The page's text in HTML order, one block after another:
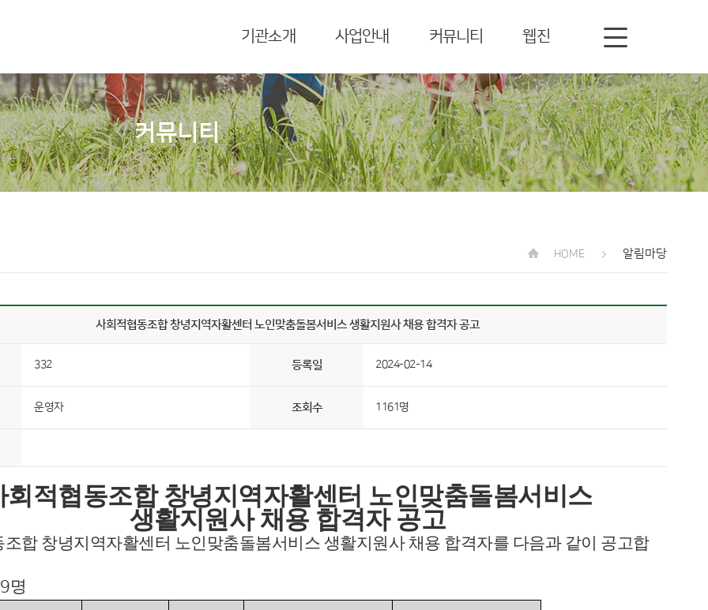
기관소개 사업안내 커뮤니티 웹진
커뮤니티
HOME 알림마당
사회적협동조합 창녕지역자활센터 노인맞춤돌봄서비스 생활지원사 채용 합격자 공고
332 등록일 2024-02-14
운영자 조회수 1161명
회적협동조합 창녕지역자활센터 노인맞춤돌봄서비스
생활지원사 채용 합격자 공고
합 창녕지역자활센터 노인맞춤돌봄서비스 생활지원사 채용 합격자를 다음과 같이 공고합
명